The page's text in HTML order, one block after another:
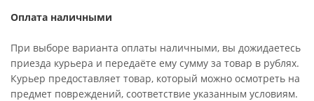
Оплата наличными
При выборе варианта оплаты наличными, вы дожидаетесь
приезда курьера и передаёте ему сумму за товар в рублях.
Курьер предоставляет товар, который можно осмотреть на
предмет повреждений, соответствие указанным условиям.